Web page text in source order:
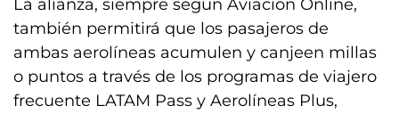
La alianza, siempre según Aviación Online,
también permitirá que los pasajeros de
ambas aerolíneas acumulen y canjeen millas
o puntos a través de los programas de viajero
frecuente LATAM Pass y Aerolíneas Plus,